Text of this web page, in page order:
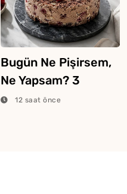
Bugün Ne Pişirsem,
Ne Yapsam? 3
Ağustos 2026
12 saat önce